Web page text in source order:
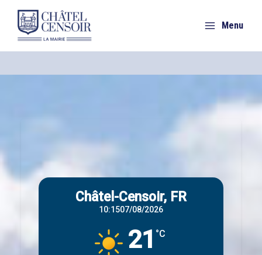
contenu
Menu
Châtel-Censoir, FR
10:1507/08/2026
21 °C